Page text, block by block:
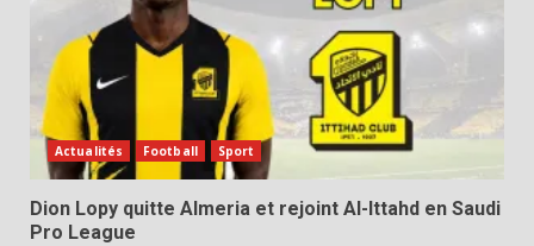
Actualités Football Sport
Dion Lopy quitte Almeria et rejoint Al-Ittahd en Saudi
Pro League